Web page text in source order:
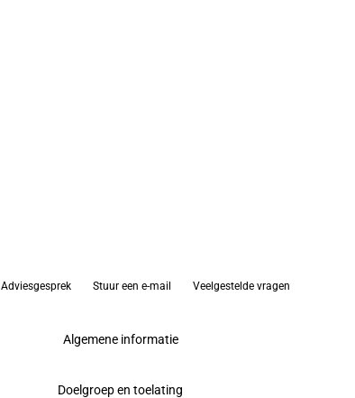
Adviesgesprek Stuur een e-mail Veelgestelde vragen
Algemene informatie
Doelgroep en toelating